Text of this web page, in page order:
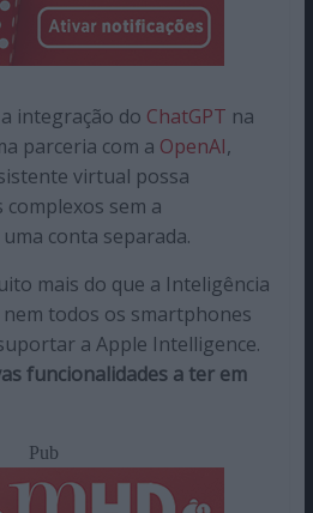
integração do ChatGPT na
parceria com a OpenAI,
virtual possa
sem a
conta separada.
mais do que a Inteligência
todos os smartphones
a Apple Intelligence.
funcionalidades a ter em
Pub